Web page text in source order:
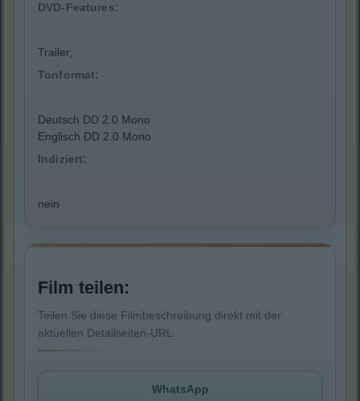
DVD-Features:
Trailer;
Tonformat:
Deutsch DD 2.0 Mono
Englisch DD 2.0 Mono
Indiziert:
nein
Film teilen:
Teilen Sie diese Filmbeschreibung direkt mit der
aktuellen Detailseiten-URL.
WhatsApp